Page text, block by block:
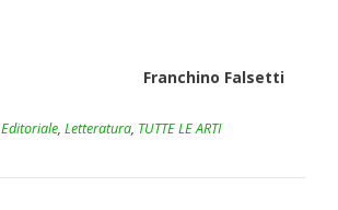
Franchino Falsetti
Editoriale, Letteratura, TUTTE LE ARTI